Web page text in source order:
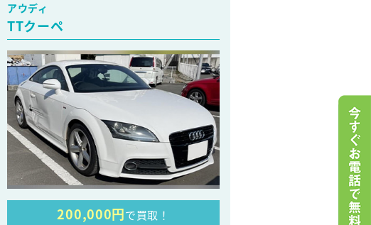
アウディ
TTクーペ
200,000円で買取！